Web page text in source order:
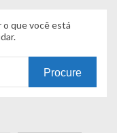
o que você está